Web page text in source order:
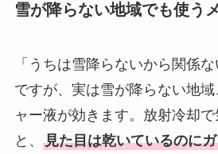
雪が降らない地域でも使う
「うちは雪降らないから関係
ですが、実は雪が降らない地
ャー液が効きます。放射冷却
と、 見た目は乾いているのに